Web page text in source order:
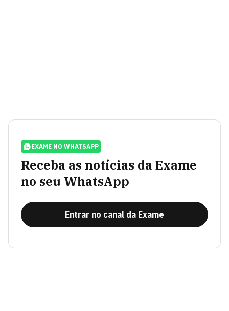
EXAME NO WHATSAPP
Receba as notícias da Exame
no seu WhatsApp
Entrar no canal da Exame